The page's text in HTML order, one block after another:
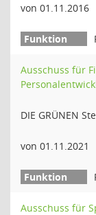
von 01.11.2016
Ausschuss für
DIE GRÜNEN
von 01.11.2021
Ausschuss für